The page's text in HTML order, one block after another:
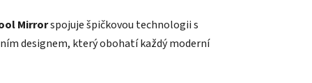
Mirrorspojuje špičkovou technologii s
designem, který obohatí každý moderní